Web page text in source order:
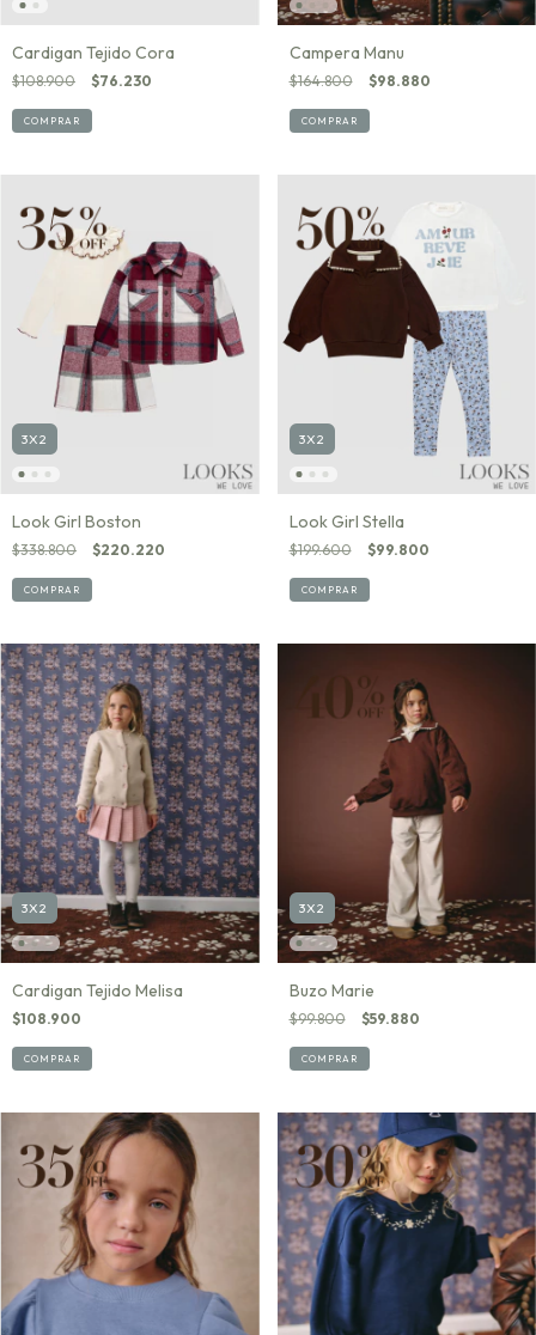
Cardigan Tejido Cora
$108.900 $76.230
COMPRAR
Campera Manu
$164.800 $98.880
COMPRAR
3X2
Look Girl Boston
$338.800 $220.220
COMPRAR
3X2
Look Girl Stella
$199.600 $99.800
COMPRAR
3X2
Cardigan Tejido Melisa
$108.900
COMPRAR
3X2
Buzo Marie
$99.800 $59.880
COMPRAR